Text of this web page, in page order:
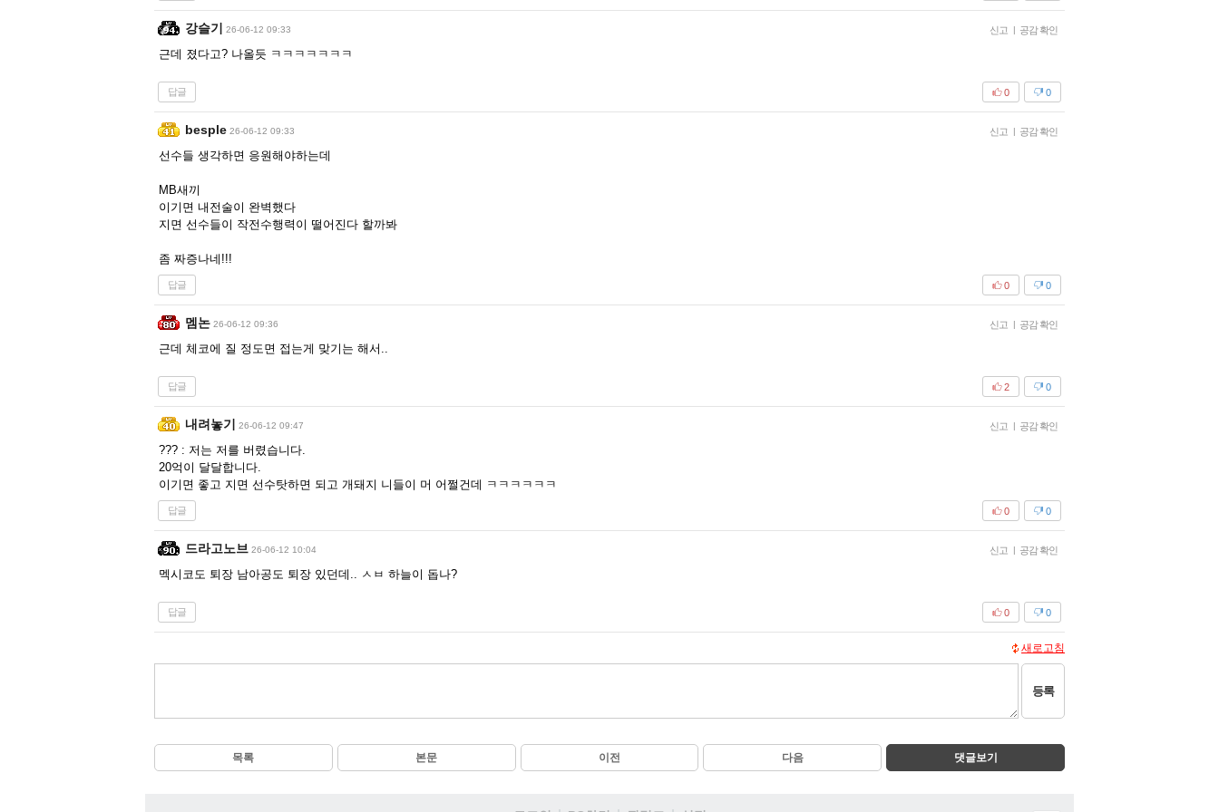
강슬기 26-06-12 09:33 신고 | 공감 확인
근데 졌다고? 나올듯 ㅋㅋㅋㅋㅋㅋㅋ
답글 0
0
besple 26-06-12 09:33 신고 | 공감 확인
선수들 생각하면 응원해야하는데
MB새끼
이기면 내전술이 완벽했다
지면 선수들이 작전수행력이 떨어진다 할까봐
좀 짜증나네!!!
답글 0
0
멤논 26-06-12 09:36 신고 | 공감 확인
근데 체코에 질 정도면 접는게 맞기는 해서..
답글 0
2
내려놓기 26-06-12 09:47 신고 | 공감 확인
??? : 저는 저를 버렸습니다.
20억이 달달합니다.
이기면 좋고 지면 선수탓하면 되고 개돼지 니들이 머 어쩔건데 ㅋㅋㅋㅋㅋㅋ
답글 0
0
드라고노브 26-06-12 10:04 신고 | 공감 확인
멕시코도 퇴장 남아공도 퇴장 있던데.. ㅅㅂ 하늘이 돕나?
답글 0
0
새로고침
등록
목록 본문 이전 다음 댓글보기